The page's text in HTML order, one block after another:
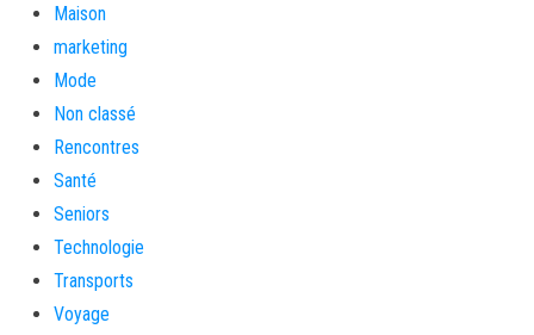
Maison
marketing
Mode
Non classé
Rencontres
Santé
Seniors
Technologie
Transports
Voyage